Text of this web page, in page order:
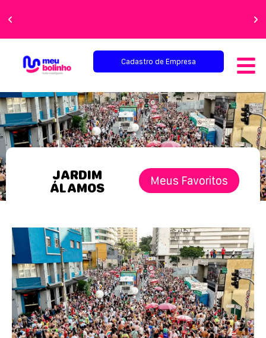
Cadastro de Empresa
JARDIM
ÁLAMOS
Meus Favoritos